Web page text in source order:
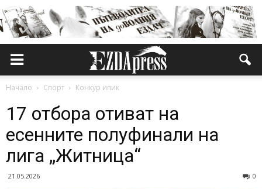
Начало Спорт Конкур ипик
17 отбора отиват на
есенните полуфинали на
лига „Житница“
21.05.2026 0